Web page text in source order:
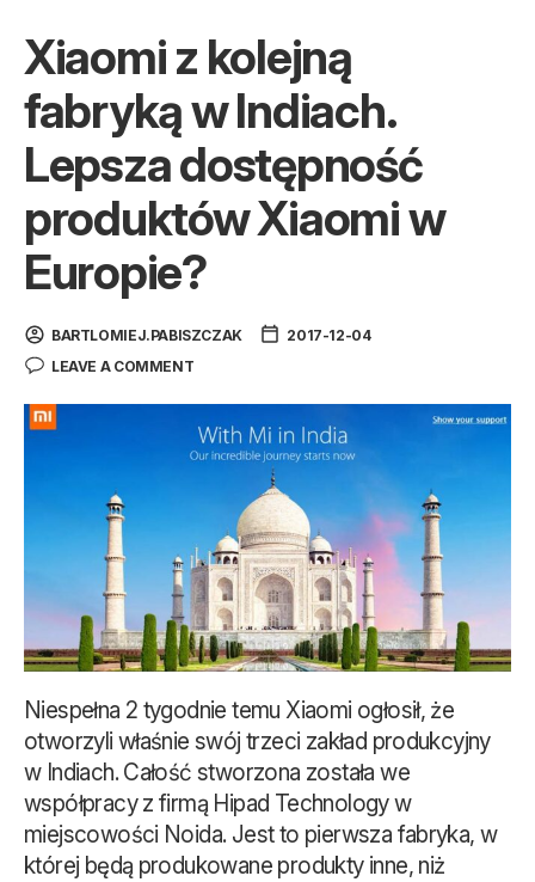
Xiaomi z kolejną
fabryką w Indiach.
Lepsza dostępność
produktów Xiaomi w
Europie?
BARTLOMIEJ.PABISZCZAK
2017-12-04
LEAVE A COMMENT
Niespełna 2 tygodnie temu Xiaomi ogłosił, że
otworzyli właśnie swój trzeci zakład produkcyjny
w Indiach. Całość stworzona została we
współpracy z firmą Hipad Technology w
miejscowości Noida. Jest to pierwsza fabryka, w
której będą produkowane produkty inne, niż